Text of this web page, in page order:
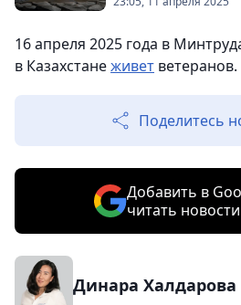
16 апреля 2025 года в
в Казахстанеживет ветеранов.
Поделитесь
Добавить в
читать
Динара Халдарова